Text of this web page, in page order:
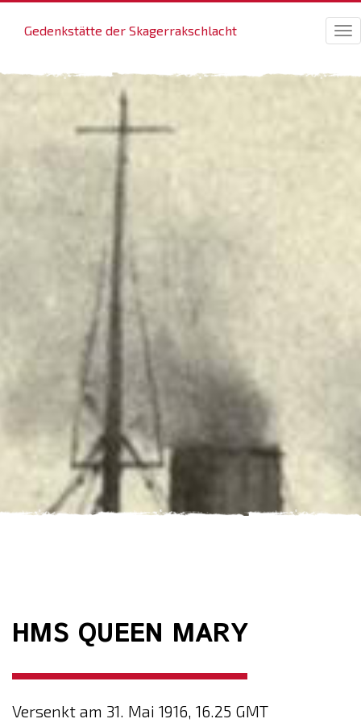
Gedenkstätte der Skagerrakschlacht
HMS QUEEN MARY
Versenkt am 31. Mai 1916, 16.25 GMT